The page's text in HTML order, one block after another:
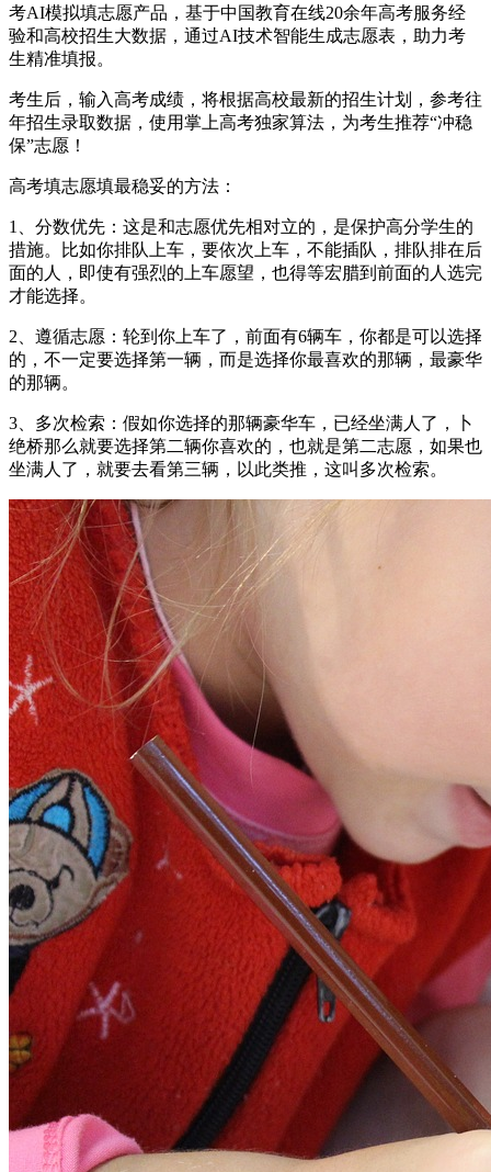
考AI模拟填志愿产品，基于中国教育在线20余年高考服务经
验和高校招生大数据，通过AI技术智能生成志愿表，助力考
生精准填报。
考生后，输入高考成绩，将根据高校最新的招生计划，参考往
年招生录取数据，使用掌上高考独家算法，为考生推荐“冲稳
保”志愿！
高考填志愿填最稳妥的方法：
1、分数优先：这是和志愿优先相对立的，是保护高分学生的
措施。比如你排队上车，要依次上车，不能插队，排队排在后
面的人，即使有强烈的上车愿望，也得等宏腊到前面的人选完
才能选择。
2、遵循志愿：轮到你上车了，前面有6辆车，你都是可以选择
的，不一定要选择第一辆，而是选择你最喜欢的那辆，最豪华
的那辆。
3、多次检索：假如你选择的那辆豪华车，已经坐满人了，卜
绝桥那么就要选择第二辆你喜欢的，也就是第二志愿，如果也
坐满人了，就要去看第三辆，以此类推，这叫多次检索。